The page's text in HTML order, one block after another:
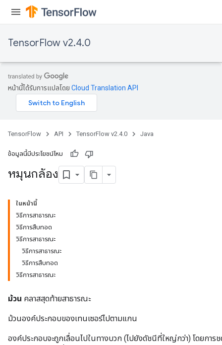
TensorFlow v2.4.0
หน้านี้ได้รับการแปลโดย Cloud Translation API
TensorFlow API TensorFlow v2.4.0 Java
ข้อมูลนี้มีประโยชน์ไหม
หมุนกล้อง
ในหน้านี้
วิธีการสาธารณะ
วิธีการสืบทอด
วิธีการสาธารณะ
วิธีการสาธารณะ
วิธีการสืบทอด
วิธีการสาธารณะ
ม้วน คลาสสุดท้ายสาธารณะ
ม้วนองค์ประกอบของเทนเซอร์ไปตามแกน
องค์ประกอบจะถูกเลื่อนไปในทางบวก (ไปยังดัชนีที่ใหญ่กว่า) โดยกา